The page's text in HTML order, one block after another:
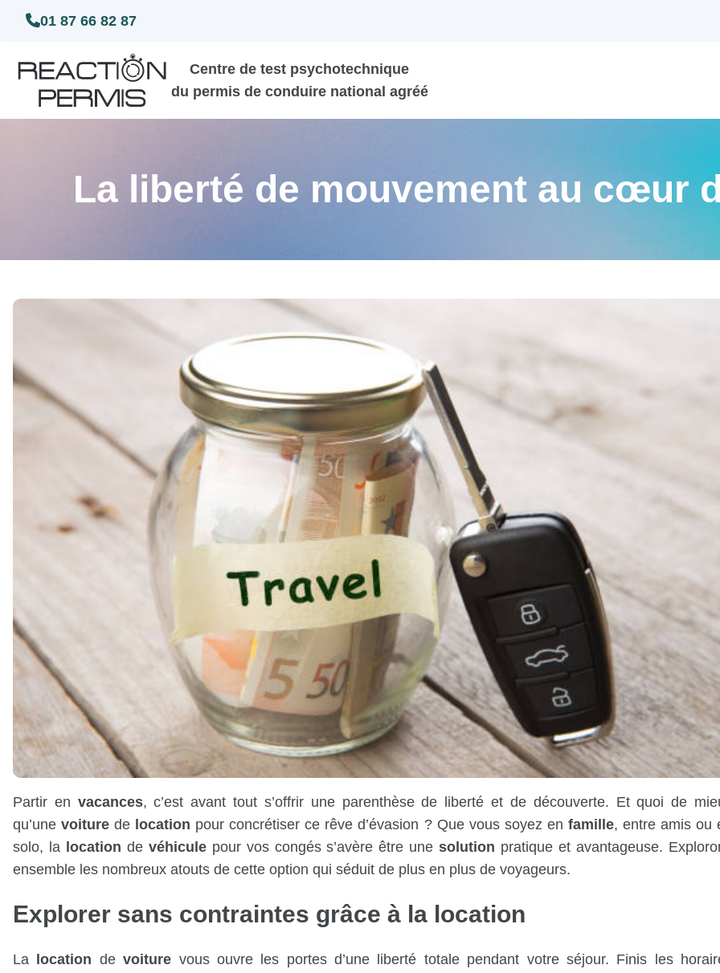
01 87 66 82 87
Centre de test psychotechnique
du permis de conduire national agréé
La liberté de mouvement au cœur
Partir en vacances, c’est avant tout s’offrir une parenthèse de liberté et de découverte. Et quoi de
qu’unevoiture de location pour concrétiser ce rêve d’évasion ? Que vous soyez en famille, entre amis ou
solo, la location de véhiculepour vos congés s’avère être unesolution pratique et avantageuse.
ensemble les nombreux atouts de cette option qui séduit de plus en plus de voyageurs.
Explorer sans contraintes grâce à la location
La location devoiture vous ouvre les portes d’une liberté totale pendant votre séjour. Finis les